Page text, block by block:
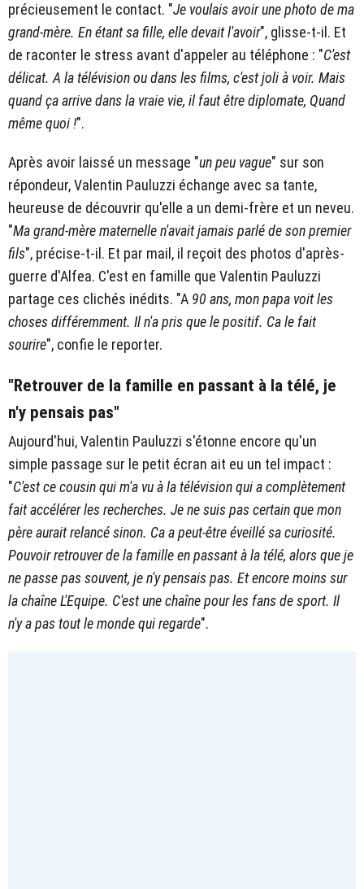
précieusement le contact. "Je voulais avoir une photo de ma
grand-mère. En étant sa fille, elle devait l'avoir", glisse-t-il. Et
de raconter le stress avant d'appeler au téléphone : "C'est
délicat. A la télévision ou dans les films, c'est joli à voir. Mais
quand ça arrive dans la vraie vie, il faut être diplomate, Quand
même quoi !".
Après avoir laissé un message "un peu vague" sur son
répondeur, Valentin Pauluzzi échange avec sa tante,
heureuse de découvrir qu'elle a un demi-frère et un neveu.
"Ma grand-mère maternelle n'avait jamais parlé de son premier
fils", précise-t-il. Et par mail, il reçoit des photos d'après-
guerre d'Alfea. C'est en famille que Valentin Pauluzzi
partage ces clichés inédits. "A 90 ans, mon papa voit les
choses différemment. Il n'a pris que le positif. Ca le fait
sourire", confie le reporter.
"Retrouver de la famille en passant à la télé, je
n'y pensais pas"
Aujourd'hui, Valentin Pauluzzi s'étonne encore qu'un
simple passage sur le petit écran ait eu un tel impact :
"C'est ce cousin qui m'a vu à la télévision qui a complètement
fait accélérer les recherches. Je ne suis pas certain que mon
père aurait relancé sinon. Ca a peut-être éveillé sa curiosité.
Pouvoir retrouver de la famille en passant à la télé, alors que je
ne passe pas souvent, je n'y pensais pas. Et encore moins sur
la chaîne L'Equipe. C'est une chaîne pour les fans de sport. Il
n'y a pas tout le monde qui regarde".